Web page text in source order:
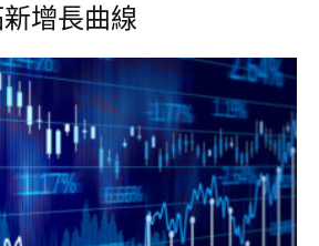
增長曲線